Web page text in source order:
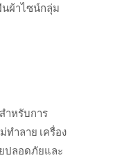
ผ้าไซน์กลุ่ม
ำหรับการ
ำลาย เครื่อง
ปลอดภัยและ